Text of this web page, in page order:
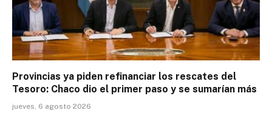
Provincias ya piden refinanciar los rescates del
Tesoro: Chaco dio el primer paso y se sumarían más
jueves, 6 agosto 2026